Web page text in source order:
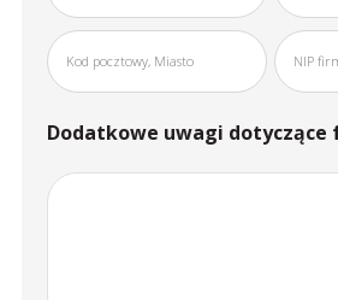
Dodatkowe uwagi dotyczące